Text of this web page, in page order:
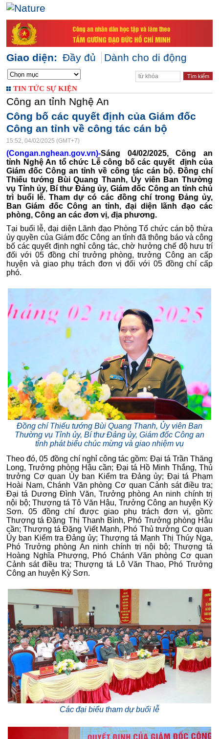
Giao diện: Đầy đủ Dành cho di động
TIN TỨC SỰ KIỆN
Công an tỉnh Nghệ An
Công bố các quyết định của Giám đốc
Công an tỉnh về công tác cán bộ
15:52, 04/02/2025 (GMT+7)
(Congan.nghean.gov.vn)-Sáng 04/02/2025, Công an
tỉnh Nghệ An tổ chức Lễ công bố các quyết định của
Giám đốc Công an tỉnh về công tác cán bộ. Đồng chí
Thiếu tướng Bùi Quang Thanh, Ủy viên Ban Thường
vụ Tỉnh ủy, Bí thư Đảng ủy, Giám đốc Công an tỉnh chủ
trì buổi lễ. Tham dự có các đồng chí trong Đảng ủy,
Ban Giám đốc Công an tỉnh, đại diện lãnh đạo các
phòng, Công an các đơn vị, địa phương.
Tại buổi lễ, đại diện Lãnh đạo Phòng Tổ chức cán bộ thừa
ủy quyền của Giám đốc Công an tỉnh đã thông báo và công
bố các quyết định nghỉ công tác, chờ hưởng chế độ hưu trí
đối với 05 đồng chí trưởng phòng, trưởng Công an cấp
huyện và giao phụ trách đơn vị đối với 05 đồng chí cấp
phó.
Đồng chí Thiếu tướng Bùi Quang Thanh, Ủy viên Ban
Thường vụ Tỉnh ủy, Bí thư Đảng ủy, Giám đốc Công an
tỉnh phát biểu chúc mừng và giao nhiệm vụ
Theo đó, 05 đồng chí nghỉ công tác gồm: Đại tá Trần Thăng
Long, Trưởng phòng Hậu cần; Đại tá Hồ Minh Thắng, Thủ
trưởng Cơ quan Ủy ban Kiểm tra Đảng ủy; Đại tá Phạm
Hoài Nam, Chánh Văn phòng Cơ quan Cảnh sát điều tra;
Đại tá Dương Đình Văn, Trưởng phòng An ninh chính trị
nội bộ; Thượng tá Tô Văn Hậu, Trưởng Công an huyện Kỳ
Sơn. 05 đồng chí được giao phụ trách đơn vị, gồm:
Thượng tá Đặng Thị Thanh Bình, Phó Trưởng phòng Hậu
cần; Thượng tá Đặng Viết Mạnh, Phó Thủ trưởng Cơ quan
Ủy ban Kiểm tra Đảng ủy; Thượng tá Mạnh Thị Thúy Nga,
Phó Trưởng phòng An ninh chính trị nội bộ; Thượng tá
Hoàng Nghĩa Phượng, Phó Chánh Văn phòng Cơ quan
Cảnh sát điều tra; Thượng tá Lô Văn Thao, Phó Trưởng
Công an huyện Kỳ Sơn.
Các đại biểu tham dự buổi lễ